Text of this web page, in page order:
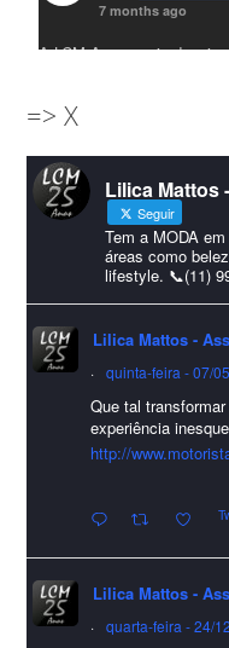
7 months ago
A LCM Assessoria deseja
amigos que sempre nos
#lcmassessoriassessoria
#HappyNewYear
Foto
Visualizar no Facebook ·
Lilica Mattos -
9 months ago
A Abrafas - Associação
Sintéticas foi destaque
incertezas do mercado
Confira detalhes 🗞📰📈
#sustentabilidade
#IndústriaTêxtil
=> X
Lilica Mattos
Seguir
Tem a MODA
áreas como
lifestyle. 📞(11)
Lilica Mattos -
·
quinta-feira - 07/
Que tal
experiência
http://
Lilica Mattos -
·
quarta-feira - 24/